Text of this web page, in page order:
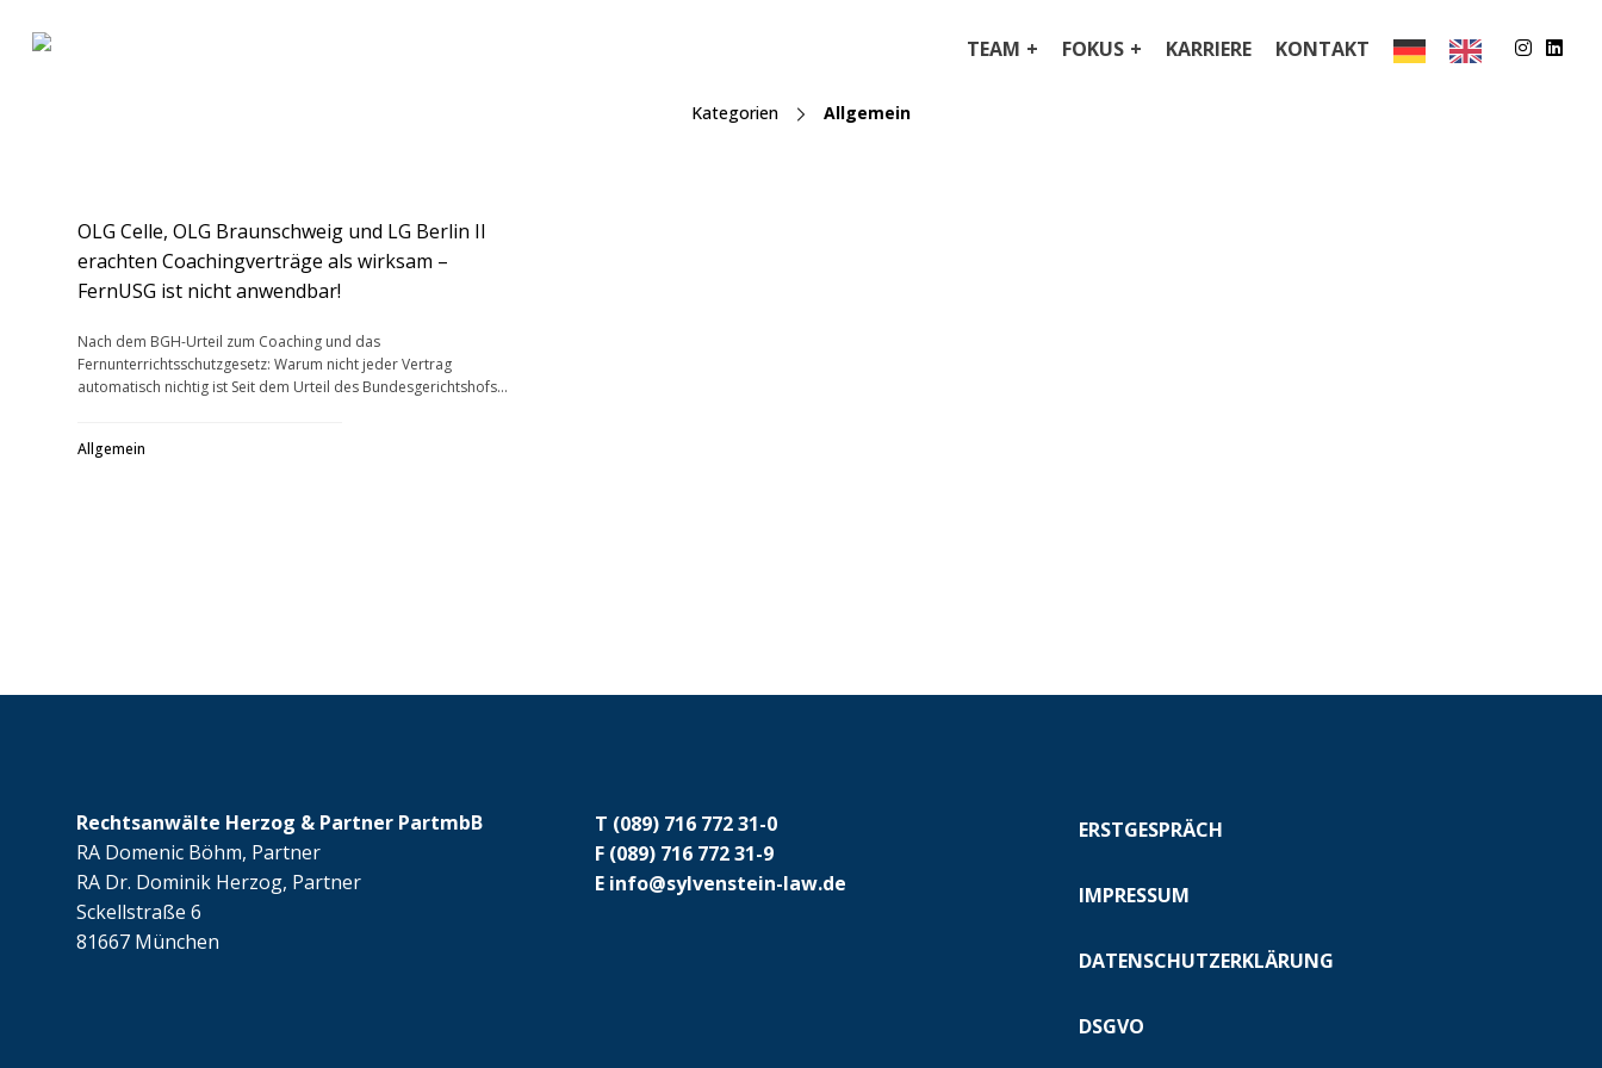
TEAM FOKUS KARRIERE KONTAKT
Kategorien Allgemein
OLG Celle, OLG Braunschweig und LG Berlin II
erachten Coachingverträge als wirksam –
FernUSG ist nicht anwendbar!
Nach dem BGH-Urteil zum Coaching und das
Fernunterrichtsschutzgesetz: Warum nicht jeder Vertrag
automatisch nichtig ist Seit dem Urteil des Bundesgerichtshofs...
Allgemein
Rechtsanwälte Herzog & Partner PartmbB
RA Domenic Böhm, Partner
RA Dr. Dominik Herzog, Partner
Sckellstraße 6
81667 München
T (089) 716 772 31-0
F (089) 716 772 31-9
E info@sylvenstein-law.de
ERSTGESPRÄCH
IMPRESSUM
DATENSCHUTZERKLÄRUNG
DSGVO